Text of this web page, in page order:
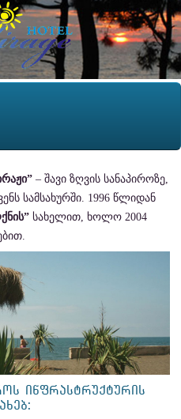
– შავი ზღვის სანაპიროზე,
სამსახურში. 1996 წლიდან
სახელით, ხოლო 2004
ᲘᲜᲤᲠᲐᲡᲢᲠᲣᲥᲢᲣᲠᲘᲡ